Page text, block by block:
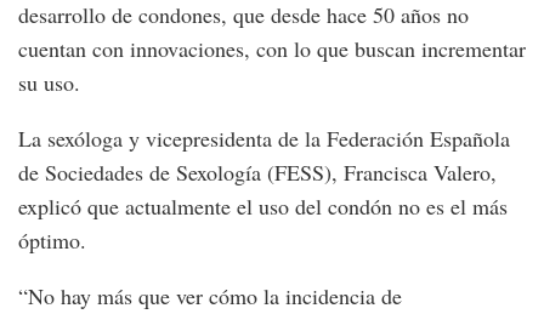
desarrollo de condones, que desde hace 50 años no
cuentan con innovaciones, con lo que buscan incrementar
su uso.
La sexóloga y vicepresidenta de la Federación Española
de Sociedades de Sexología (FESS), Francisca Valero,
explicó que actualmente el uso del condón no es el más
óptimo.
“No hay más que ver cómo la incidencia de